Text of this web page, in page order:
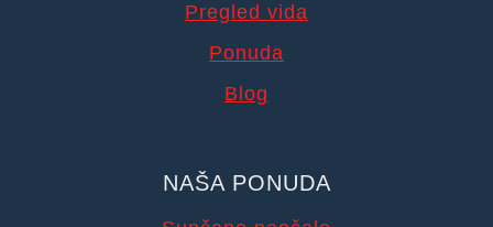
Pregled vida
Ponuda
Blog
NAŠA PONUDA